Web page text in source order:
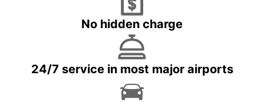
No hidden charge
24/7 service in most major airports